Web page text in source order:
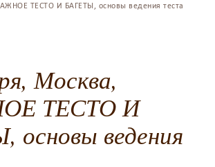
ТЕСТО И БАГЕТЫ, основы ведения теста
Москва,
ТЕСТО И
основы ведения